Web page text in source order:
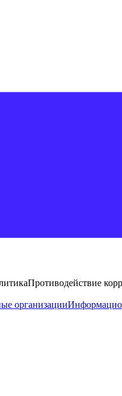
Противодействие
организации